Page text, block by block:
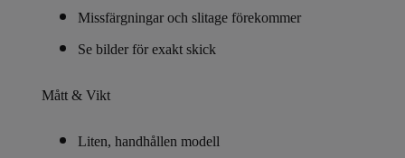
Missfärgningar och slitage förekommer
Se bilder för exakt skick
Mått & Vikt
Liten, handhållen modell